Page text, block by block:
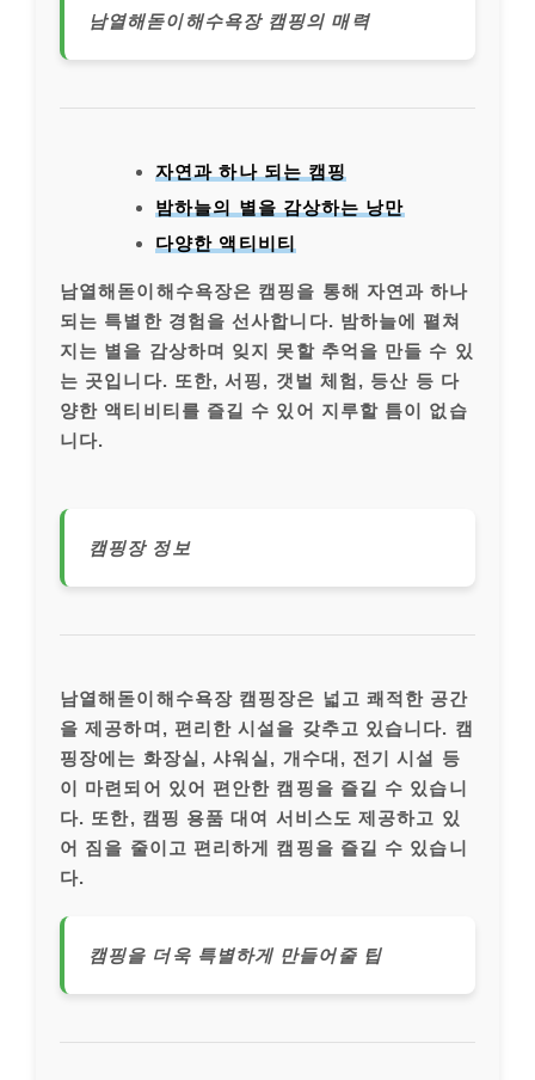
남열해돋이해수욕장 캠핑의 매력
자연과 하나 되는 캠핑
밤하늘의 별을 감상하는 낭만
다양한 액티비티
남열해돋이해수욕장은 캠핑을 통해 자연과 하나
되는 특별한 경험을 선사합니다. 밤하늘에 펼쳐
지는 별을 감상하며 잊지 못할 추억을 만들 수 있
는 곳입니다. 또한, 서핑, 갯벌 체험, 등산 등 다
양한 액티비티를 즐길 수 있어 지루할 틈이 없습
니다.
캠핑장 정보
남열해돋이해수욕장 캠핑장은 넓고 쾌적한 공간
을 제공하며, 편리한 시설을 갖추고 있습니다. 캠
핑장에는 화장실, 샤워실, 개수대, 전기 시설 등
이 마련되어 있어 편안한 캠핑을 즐길 수 있습니
다. 또한, 캠핑 용품 대여 서비스도 제공하고 있
어 짐을 줄이고 편리하게 캠핑을 즐길 수 있습니
다.
캠핑을 더욱 특별하게 만들어줄 팁